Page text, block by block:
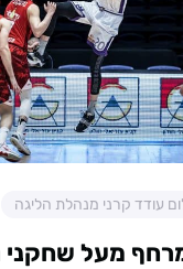
עודד קרני מנהלת הליגה
מעל שחקני